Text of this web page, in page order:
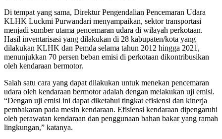
Di tempat yang sama, Direktur Pengendalian Pencemaran Udara
KLHK Luckmi Purwandari menyampaikan, sektor transportasi
menjadi sumber utama pencemaran udara di wilayah perkotaan.
Hasil inventarisasi yang dilakukan di 28 kabupaten/kota yang
dilakukan KLHK dan Pemda selama tahun 2012 hingga 2021,
menunjukkan 70 persen beban emisi di perkotaan dikontribusikan
oleh kendaraan bermotor.
Salah satu cara yang dapat dilakukan untuk menekan pencemaran
udara oleh kendaraan bermotor adalah dengan melakukan uji emisi.
“Dengan uji emisi ini dapat diketahui tingkat efisiensi dan kinerja
pembakaran pada mesin kendaraan. Efisiensi kendaraan dipengaruhi
oleh perawatan kendaraan dan penggunaan bahan bakar yang ramah
lingkungan,” katanya.